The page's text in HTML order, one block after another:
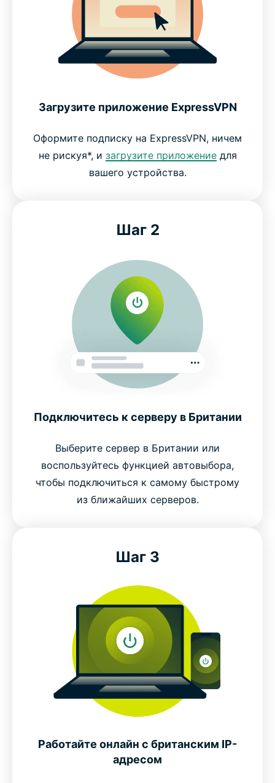
Загрузите приложение ExpressVPN
Оформите подписку на ExpressVPN, ничем
не рискуя*, и загрузите приложениедля
вашего устройства.
Шаг 2
Подключитесь к серверу в Британии
Выберите сервер в Британии или
воспользуйтесь функцией автовыбора,
чтобы подключиться к самому быстрому
из ближайших серверов.
Шаг 3
Работайте онлайн с британским IP-
адресом